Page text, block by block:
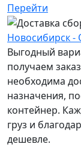
Перейти
Новосибирск -
Выгодный
получаем
необходима
назначения,
контейнер.
груз и
дешевле.